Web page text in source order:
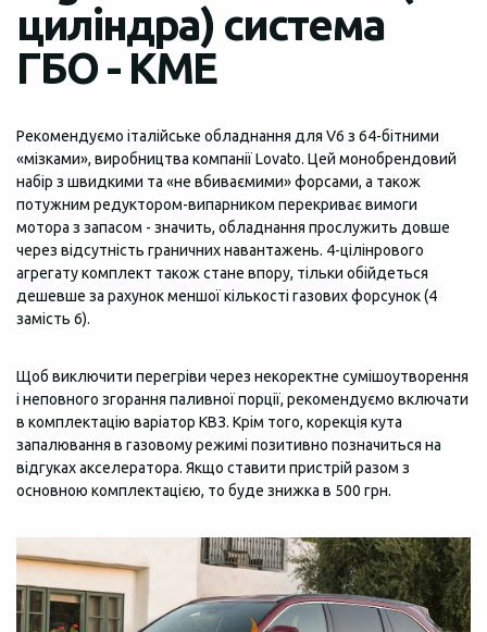
циліндра) система
ГБО - KME
Рекомендуємо італійське обладнання для V6 з 64-бітними
«мізками», виробництва компанії Lovato. Цей монобрендовий
набір з швидкими та «не вбиваємими» форсами, а також
потужним редуктором-випарником перекриває вимоги
мотора з запасом - значить, обладнання прослужить довше
через відсутність граничних навантажень. 4-цілінрового
агрегату комплект також стане впору, тільки обійдеться
дешевше за рахунок меншої кількості газових форсунок (4
замість 6).
Щоб виключити перегріви через некоректне сумішоутворення
і неповного згорання паливної порції, рекомендуємо включати
в комплектацію варіатор КВЗ. Крім того, корекція кута
запалювання в газовому режимі позитивно позначиться на
відгуках акселератора. Якщо ставити пристрій разом з
основною комплектацією, то буде знижка в 500 грн.